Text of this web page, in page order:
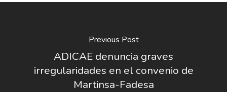
Previous Post
ADICAE denuncia graves
irregularidades en el convenio de
Martinsa-Fadesa